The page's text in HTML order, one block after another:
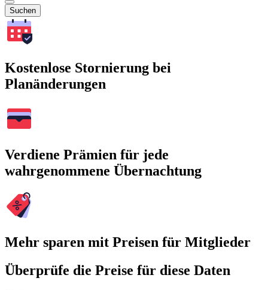
Suchen
Kostenlose Stornierung bei
Planänderungen
Verdiene Prämien für jede
wahrgenommene Übernachtung
Mehr sparen mit Preisen für Mitglieder
Überprüfe die Preise für diese Daten